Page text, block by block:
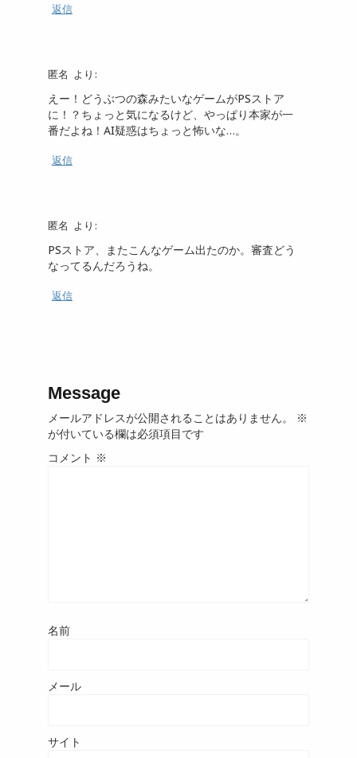
返信
匿名 より:
えー！どうぶつの森みたいなゲームがPSストア
に！？ちょっと気になるけど、やっぱり本家が一
番だよね！AI疑惑はちょっと怖いな…。
返信
匿名 より:
PSストア、またこんなゲーム出たのか。審査どう
なってるんだろうね。
返信
Message
メールアドレスが公開されることはありません。
※
が付いている欄は必須項目です
コメント ※
名前
メール
サイト